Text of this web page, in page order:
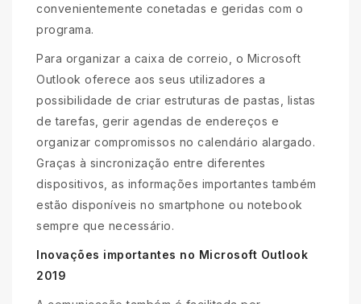
convenientemente conetadas e geridas com o
programa.
Para organizar a caixa de correio, o Microsoft
Outlook oferece aos seus utilizadores a
possibilidade de criar estruturas de pastas, listas
de tarefas, gerir agendas de endereços e
organizar compromissos no calendário alargado.
Graças à sincronização entre diferentes
dispositivos, as informações importantes também
estão disponíveis no smartphone ou notebook
sempre que necessário.
Inovações importantes no Microsoft Outlook
2019